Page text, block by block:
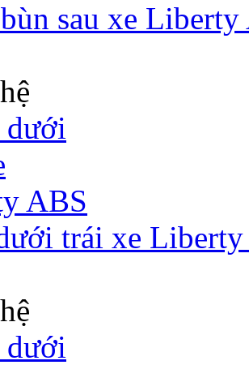
sau xe Liberty
trái xe